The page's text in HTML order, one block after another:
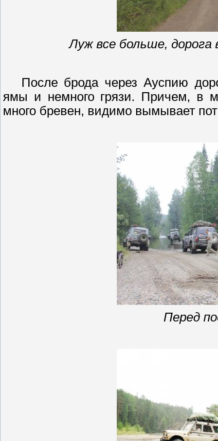
Луж все больше, дорога
После брода через Ауспию
ямы и немного грязи. Причем, в
много бревен, видимо вымывает
Перед